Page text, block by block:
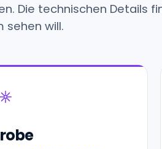
Die technischen Details
sehen will.